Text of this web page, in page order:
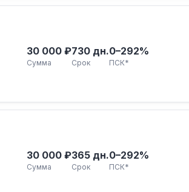
30 000 ₽
Сумма
730 дн.
Срок
0–292%
ПСК*
30 000 ₽
Сумма
365 дн.
Срок
0–292%
ПСК*